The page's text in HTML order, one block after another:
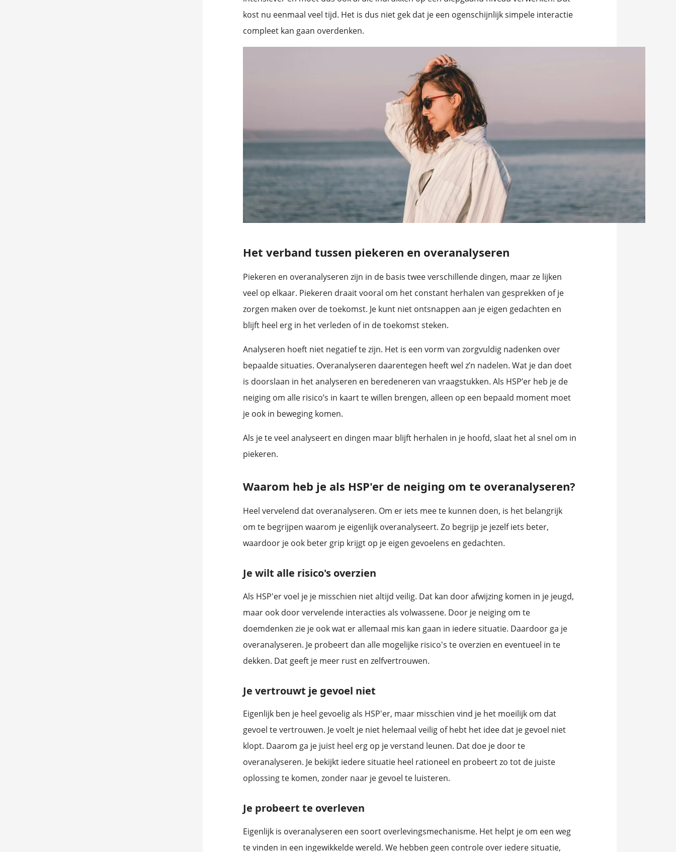
kost nu eenmaal veel tijd. Het is dus niet gek dat je een ogenschijnlijk simpele interactie
compleet kan gaan overdenken.
Het verband tussen piekeren en overanalyseren
Piekeren en overanalyseren zijn in de basis twee verschillende dingen, maar ze lijken
veel op elkaar. Piekeren draait vooral om het constant herhalen van gesprekken of je
zorgen maken over de toekomst. Je kunt niet ontsnappen aan je eigen gedachten en
blijft heel erg in het verleden of in de toekomst steken.
Analyseren hoeft niet negatief te zijn. Het is een vorm van zorgvuldig nadenken over
bepaalde situaties. Overanalyseren daarentegen heeft wel z’n nadelen. Wat je dan doet
is doorslaan in het analyseren en beredeneren van vraagstukken. Als HSP’er heb je de
neiging om alle risico’s in kaart te willen brengen, alleen op een bepaald moment moet
je ook in beweging komen.
Als je te veel analyseert en dingen maar blijft herhalen in je hoofd, slaat het al snel om in
piekeren.
Waarom heb je als HSP'er de neiging om te overanalyseren?
Heel vervelend dat overanalyseren. Om er iets mee te kunnen doen, is het belangrijk
om te begrijpen waarom je eigenlijk overanalyseert. Zo begrijp je jezelf iets beter,
waardoor je ook beter grip krijgt op je eigen gevoelens en gedachten.
Je wilt alle risico's overzien
Als HSP'er voel je je misschien niet altijd veilig. Dat kan door afwijzing komen in je jeugd,
maar ook door vervelende interacties als volwassene. Door je neiging om te
doemdenken zie je ook wat er allemaal mis kan gaan in iedere situatie. Daardoor ga je
overanalyseren. Je probeert dan alle mogelijke risico's te overzien en eventueel in te
dekken. Dat geeft je meer rust en zelfvertrouwen.
Je vertrouwt je gevoel niet
Eigenlijk ben je heel gevoelig als HSP'er, maar misschien vind je het moeilijk om dat
gevoel te vertrouwen. Je voelt je niet helemaal veilig of hebt het idee dat je gevoel niet
klopt. Daarom ga je juist heel erg op je verstand leunen. Dat doe je door te
overanalyseren. Je bekijkt iedere situatie heel rationeel en probeert zo tot de juiste
oplossing te komen, zonder naar je gevoel te luisteren.
Je probeert te overleven
Eigenlijk is overanalyseren een soort overlevingsmechanisme. Het helpt je om een weg
te vinden in een ingewikkelde wereld. We hebben geen controle over iedere situatie,